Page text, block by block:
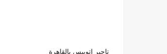
تاجير اتوبيس بالقاهرة